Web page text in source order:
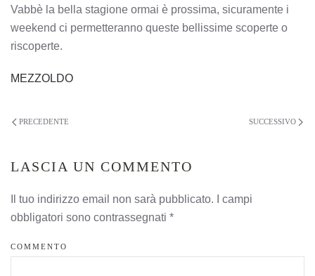
Vabbè la bella stagione ormai è prossima, sicuramente i
weekend ci permetteranno queste bellissime scoperte o
riscoperte.
MEZZOLDO
PRECEDENTE SUCCESSIVO
LASCIA UN COMMENTO
Il tuo indirizzo email non sarà pubblicato. I campi
obbligatori sono contrassegnati *
COMMENTO